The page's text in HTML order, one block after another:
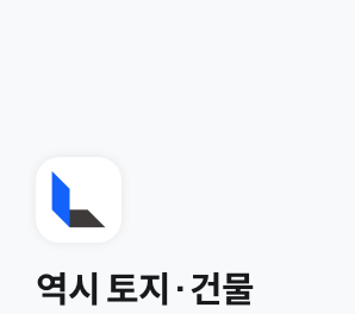
역시 토지·건물